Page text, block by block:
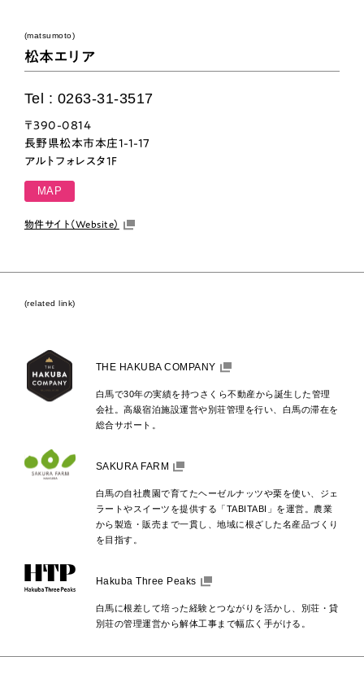
(matsumoto)
松本エリア
Tel : 0263-31-3517
〒390-0814
長野県松本市本庄1-1-17
アルトフォレスタ1F
MAP
物件サイト（Website）
(related link)
THE HAKUBA COMPANY
白馬で30年の実績を持つさくら不動産から誕生した管理
会社。高級宿泊施設運営や別荘管理を行い、白馬の滞在を
総合サポート。
SAKURA FARM
白馬の自社農園で育てたヘーゼルナッツや栗を使い、ジェ
ラートやスイーツを提供する「TABITABI」を運営。農業
から製造・販売まで一貫し、地域に根ざした名産品づくり
を目指す。
Hakuba Three Peaks
白馬に根差して培った経験とつながりを活かし、別荘・貸
別荘の管理運営から解体工事まで幅広く手がける。